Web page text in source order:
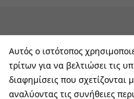
E-Shop
Αυτός ο ιστότοπος
τρίτων για να βελτιώσει τις
διαφημίσεις που σχετίζονται
αναλύοντας τις συνήθειες